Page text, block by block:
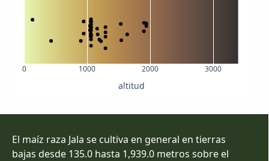
0 1000 2000 3000
altitud
El maíz raza Jala se cultiva en general en tierras
bajas desde 135.0 hasta 1,939.0 metros sobre el